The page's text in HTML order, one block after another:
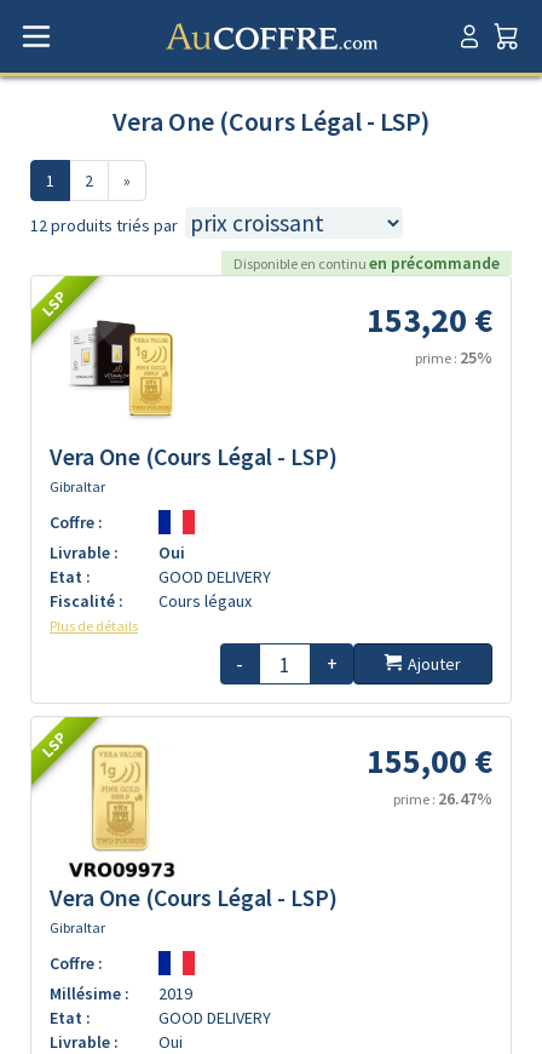
Vera One (Cours Légal - LSP)
1 2 »
12 produits triés par
Disponible en continu en précommande
LSP 153,20 €
prime : 25%
Vera One (Cours Légal - LSP)
Gibraltar
Coffre :
Livrable :
Oui
Etat :
GOOD DELIVERY
Fiscalité :
Cours légaux
Plus de détails
- + Ajouter
LSP 155,00 €
prime : 26.47%
Vera One (Cours Légal - LSP)
Gibraltar
Coffre :
Millésime :
2019
Etat :
GOOD DELIVERY
Livrable :
Oui